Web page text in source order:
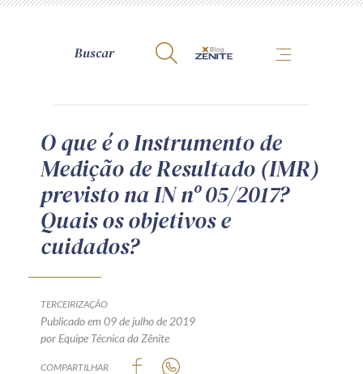
A Zênite
Como publicar conosco
Site da Zênite
Contato
Encarregado (contato)
O que é o Instrumento de
Medição de Resultado (IMR)
previsto na IN nº 05/2017?
Quais os objetivos e
cuidados?
TERCEIRIZAÇÃO
Publicado em 09 de julho de 2019
por Equipe Técnica da Zênite
COMPARTILHAR